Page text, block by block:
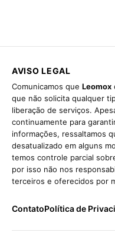
AVISO LEGAL
Comunicamos que Leomox
que não solicita qualquer
liberação de serviços.
continuamente para
informações, ressaltamos
desatualizado em alguns
temos controle parcial
por isso não nos
terceiros e oferecidos por
ContatoPolítica de